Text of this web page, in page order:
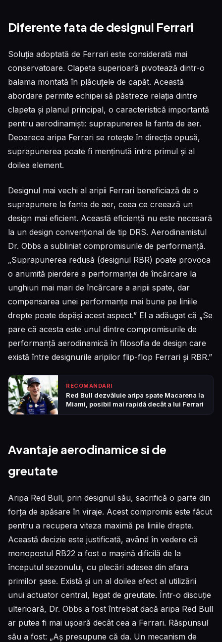
Diferente fata de designul Ferrari
Soluția adoptată de Ferrari este considerată mai
conservatoare. Clapeta superioară pivotează dintr-o
balama montată în plăcuțele de capăt. Această
abordare permite echipei să păstreze relația dintre
clapeta și planul principal, o caracteristică importantă
pentru aerodinamiști: suprapunerea la fanta de aer.
Deoarece aripa Ferrari se rotește în direcția opusă,
suprapunerea poate fi menținută între primul și al
doilea element.
Designul mai vechi al aripii Ferrari beneficiază de o
suprapunere la fanta de aer, ceea ce creează un
design mai eficient. Această eficiență nu este necesară
la un design convențional de tip DRS. Aerodinamistul
Dr. Obbs a subliniat compromisurile de performanță.
„Suprapunerea redusă (designul RBR) poate provoca
o anumită pierdere a performanței de încărcare la
unghiuri mai mari de încărcare a aripii spate, dar
compensarea unei performanțe mai bune pe liniile
drepte poate depăși acest aspect.” El a adăugat că „Se
pare că acesta este unul dintre compromisurile de
performanță aerodinamică în filosofia de design care
există între designurile aripilor flip-flop Ferrari și RBR.”
RECOMANDARI
Red Bull dezvăluie aripa spate Macarena la
Miami, posibil mai rapidă decât a lui Ferrari
Avantaje aerodinamice si de
greutate
Aripa Red Bull, prin designul său, sacrifică o parte din
forța de apăsare în viraje. Acest compromis este făcut
pentru a recupera viteza maximă pe liniile drepte.
Această decizie este justificată, având în vedere că
monopostul RB22 a fost o mașină dificilă de la
începutul sezonului, cu plecări adesea din afara
primilor șase. Există și un al doilea efect al utilizării
unui actuator central, legat de greutate. Într-o discuție
ulterioară, Dr. Obbs a fost întrebat dacă aripa Red Bull
ar putea fi mai ușoară decât cea a Ferrari. Răspunsul
său a fost: „Aș presupune că da. Un mecanism de